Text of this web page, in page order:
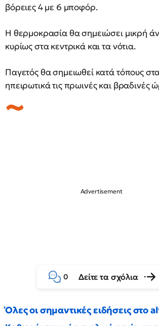
βόρειες 4 με 6 μποφόρ.
Η θερμοκρασία θα σημειώσει μικρή
κυρίως στα κεντρικά και τα νότια.
Παγετός θα σημειωθεί κατά τόπους
ηπειρωτικά τις πρωινές και βραδινές
0 Δείτε τα σχόλια
Όλες οι σημαντικές ειδήσεις στο